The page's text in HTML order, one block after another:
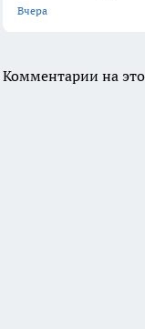
Вчера
Комментарии на